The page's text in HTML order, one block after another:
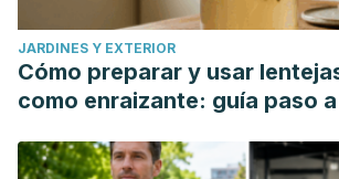
JARDINES Y EXTERIOR
Cómo preparar y usar
como enraizante: guía paso